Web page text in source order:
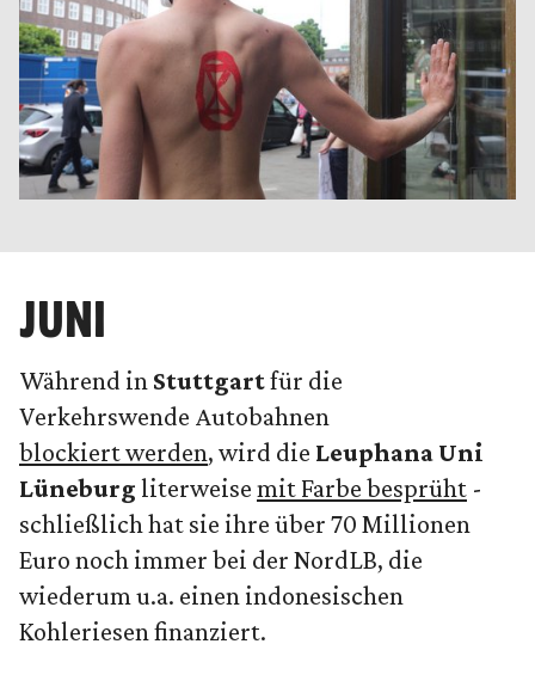
JUNI
Während in Stuttgartfür die
Verkehrswende Autobahnen
blockiert werden, wird die Leuphana Uni
Lüneburg literweise mit Farbe besprüht -
schließlich hat sie ihre über 70 Millionen
Euro noch immer bei der NordLB, die
wiederum u.a. einen indonesischen
Kohleriesen finanziert.